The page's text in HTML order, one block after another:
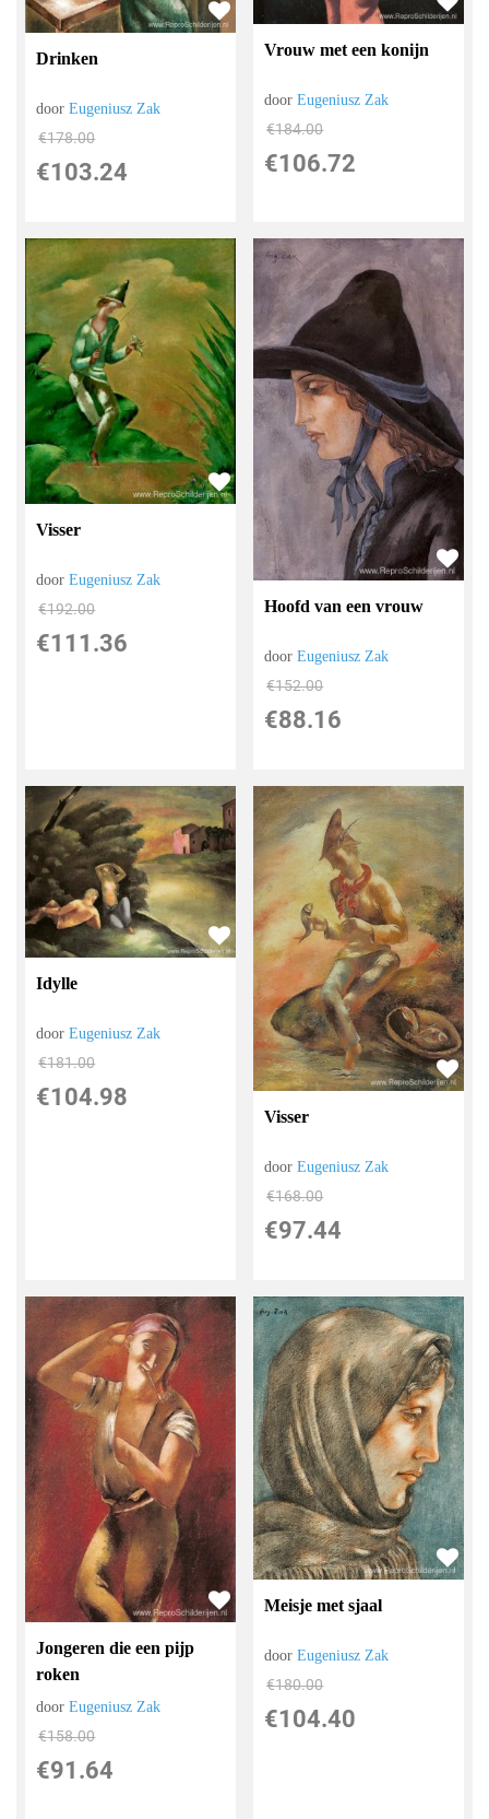
Drinken
doorEugeniusz Zak
€178.00
€103.24
Vrouw met een konijn
doorEugeniusz Zak
€184.00
€106.72
Visser
doorEugeniusz Zak
€192.00
€111.36
Hoofd van een vrouw
doorEugeniusz Zak
€152.00
€88.16
Idylle
doorEugeniusz Zak
€181.00
€104.98
Visser
doorEugeniusz Zak
€168.00
€97.44
Jongeren die een pijp
roken
doorEugeniusz Zak
€158.00
€91.64
Meisje met sjaal
doorEugeniusz Zak
€180.00
€104.40